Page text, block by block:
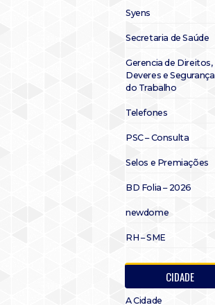
Syens
Secretaria de Saúde
Gerencia de Direitos,
Deveres e Segurança
do Trabalho
Telefones
PSC – Consulta
Selos e Premiações
BD Folia – 2026
newdome
RH – SME
CIDADE
A Cidade